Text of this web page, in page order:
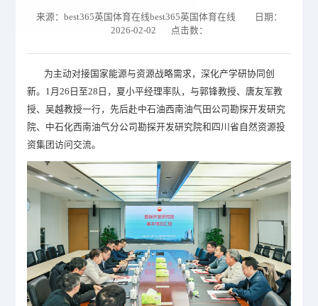
来源：best365英国体育在线best365英国体育在线 日期：
2026-02-02 点击数：
为主动对接国家能源与资源战略需求，深化产学研协同创
新。 1月26 日至28 日，夏小平经理率队，与郭锋教授、唐友军教
授、吴越教授一行，先后赴中石油西南油气田公司勘探开发研究
院、中石化西南油气分公司勘探开发研究院和四川省自然资源投
资集团访问交流。